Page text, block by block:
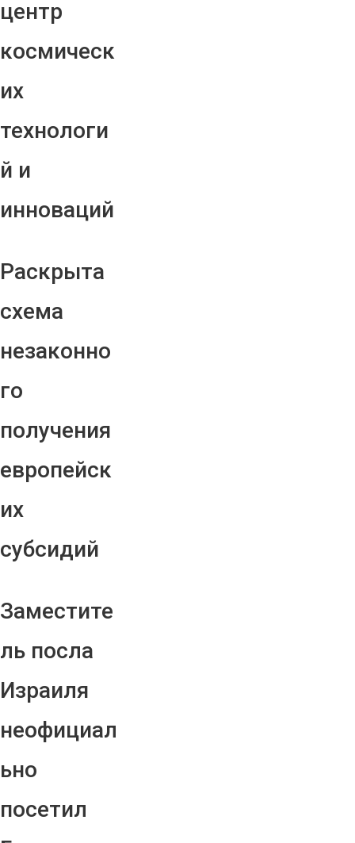
центр
космическ
их
технологи
й и
инноваций
Раскрыта
схема
незаконно
го
получения
европейск
их
субсидий
Заместите
ль посла
Израиля
неофициал
ьно
посетил